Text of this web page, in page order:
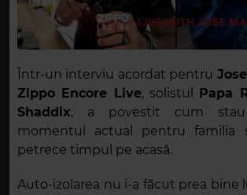
Într-un interviu acordat pentru
Zippo Encore Live, solistul Papa
Shaddix, a povestit cum
momentul actual pentru familia
petrece timpul pe acasă.
Auto-izolarea nu i-a făcut prea bine